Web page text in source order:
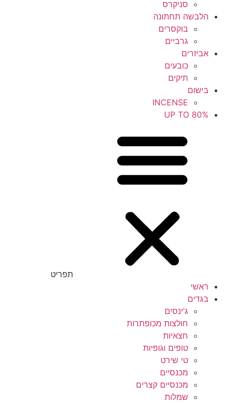
סניקרס
הלבשה תחתונה
בוקסרים
גרביים
אביזרים
כובעים
תיקים
בישום
INCENSE
UP TO 80%
תפריט
ראשי
בגדים
ג’ינסים
חולצות מכופתרות
חצאיות
טופים וגופיות
טי שירט
מכנסיים
מכנסיים קצרים
שמלות